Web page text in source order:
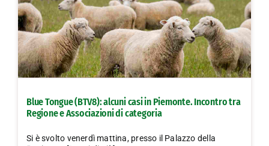
Blue Tongue (BTV8): alcuni casi in Piemonte. Incontro tra
Regione e Associazioni di categoria
Si è svolto venerdì mattina, presso il Palazzo della